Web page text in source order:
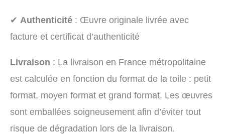
✔ Authenticité : Œuvre originale livrée avec
facture et certificat d’authenticité
Livraison : La livraison en France métropolitaine
est calculée en fonction du format de la toile : petit
format, moyen format et grand format. Les œuvres
sont emballées soigneusement afin d’éviter tout
risque de dégradation lors de la livraison.